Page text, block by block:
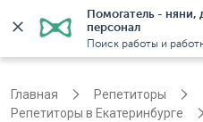
Помогатель -
персонал
Поиск работы и
Екатеринбург
Главная
Репетиторы
Репетиторы в Екатеринбурге